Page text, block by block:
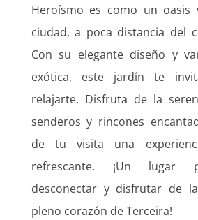
Heroísmo es como un oasis
ciudad, a poca distancia del
Con su elegante diseño y
exótica, este jardín te
relajarte. Disfruta de la
senderos y rincones
de tu visita una
refrescante. ¡Un lugar
desconectar y disfrutar de
pleno corazón de Terceira!